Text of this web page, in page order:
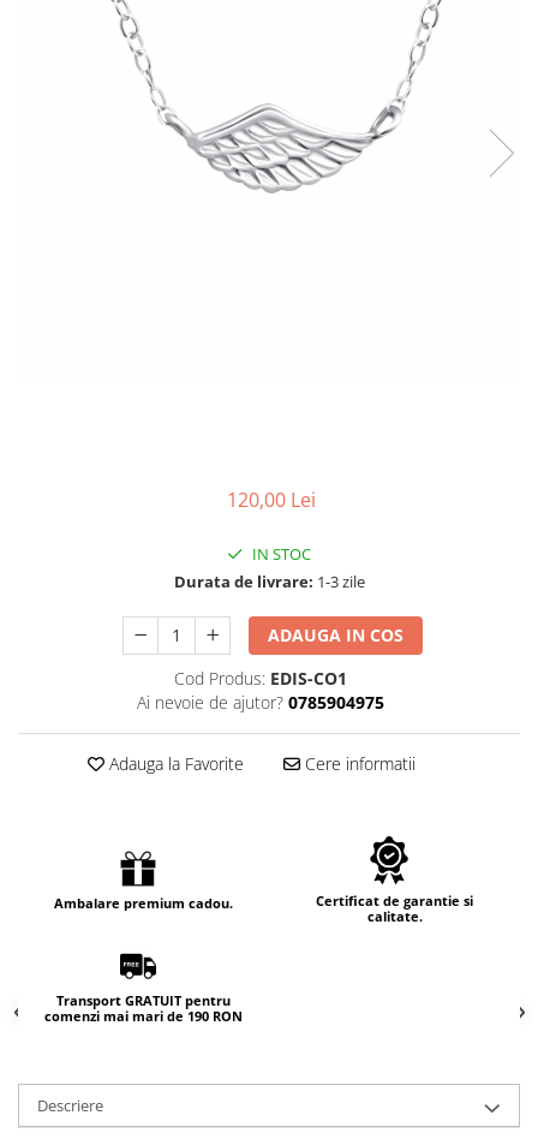
120,00 Lei
IN STOC
Durata de livrare: 1-3 zile
ADAUGA IN COS
Cod Produs: EDIS-CO1
Ai nevoie de ajutor? 0785904975
Adauga la Favorite Cere informatii
Ambalare premium cadou.
Certificat de garantie si
calitate.
Transport GRATUIT pentru
comenzi mai mari de 190 RON
Descriere